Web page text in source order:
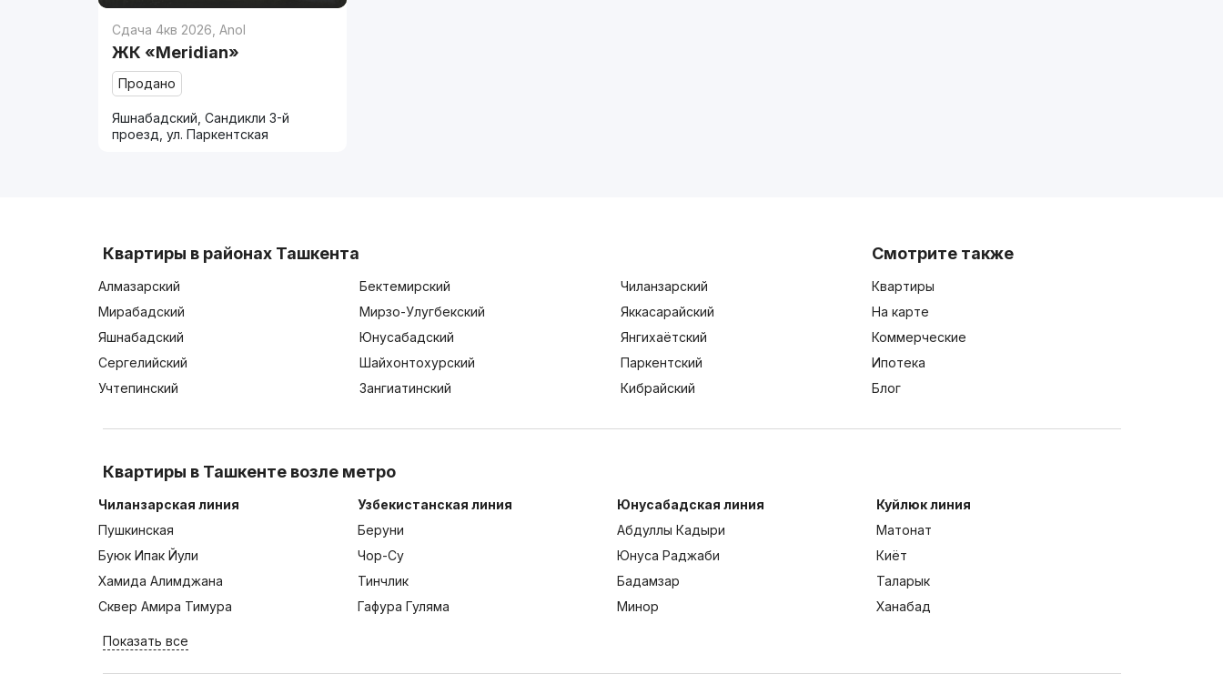
Сдача 4кв 2026 ,Anol
ЖК «Meridian»
Продано
Яшнабадский, Сандикли 3-й
проезд, ул. Паркентская
Квартиры в районах Ташкента
Алмазарский Бектемирский
Чиланзарский
Мирабадский
Мирзо-Улугбекский
Яккасарайский
Яшнабадский
Юнусабадский
Янгихаётский
Сергелийский
Шайхонтохурский
Паркентский
Учтепинский
Зангиатинский Кибрайский
Смотрите также
Квартиры
На карте
Коммерческие
Ипотека
Блог
Квартиры в Ташкенте возле метро
Чиланзарская линия
Пушкинская
Буюк Ипак Йули
Хамида Алимджана
Сквер Амира Тимура
Узбекистанская линия
Беруни
Чор-Су
Тинчлик
Гафура Гуляма
Юнусабадская линия
Абдуллы Кадыри
Юнуса Раджаби
Бадамзар
Минор
Куйлюк линия
Матонат
Киёт
Таларык
Ханабад
Показать все